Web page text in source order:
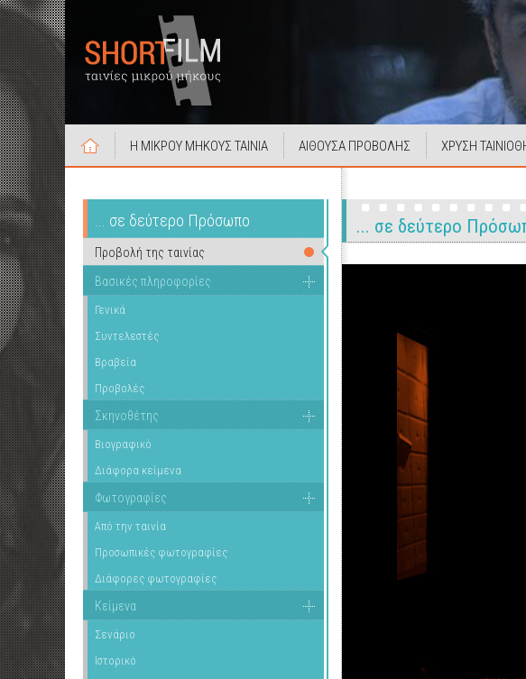
Η ΜΙΚΡΟΥ ΜΗΚΟΥΣ ΤΑΙΝΙΑ ΑΙΘΟΥΣΑ ΠΡΟΒΟΛΗΣ ΧΡΥΣΗ
... σε δεύτερο Πρόσωπο
Προβολή της ταινίας
Βασικές πληροφορίες
Γενικά
Συντελεστές
Βραβεία
Προβολές
Σκηνοθέτης
Βιογραφικό
Διάφορα κείμενα
Φωτογραφίες
Από την ταινία
Προσωπικές φωτογραφίες
Διάφορες φωτογραφίες
Κείμενα
Σενάριο
Ιστορικό
... σε δεύτερο